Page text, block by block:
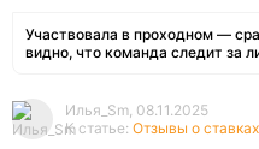
Участвовала в проходном —
видно, что команда следит за
Илья_Sm, 08.11.2025
К статье: Отзывы о